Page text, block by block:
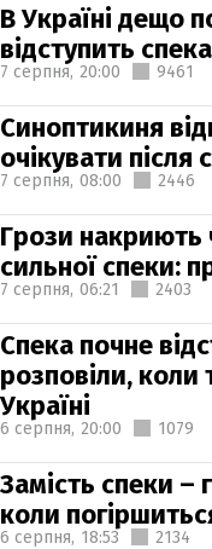
В Україні дещо
відступить спека
7 серпня, 20:00 9461
Синоптикиня
очікувати після
7 серпня, 08:00 2446
Грози накриють
сильної спеки:
7 серпня, 06:21 2403
Спека почне
розповіли, коли
Україні
6 серпня, 20:00 1079
Замість спеки –
коли
6 серпня, 18:53 2134